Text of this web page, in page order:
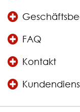
FAQ
Kontakt